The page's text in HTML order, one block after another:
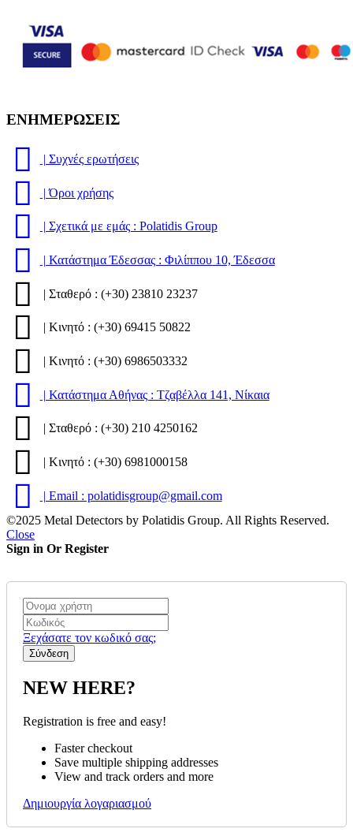
ΕΝΗΜΕΡΩΣΕΙΣ
| Συχνές ερωτήσεις
| Όροι χρήσης
| Σχετικά με εμάς : Polatidis Group
| Κατάστημα Έδεσσας : Φιλίππου 10, Έδεσσα
| Σταθερό : (+30) 23810 23237
| Κινητό : (+30) 69415 50822
| Κινητό : (+30) 6986503332
| Κατάστημα Αθήνας : Τζαβέλλα 141, Νίκαια
| Σταθερό : (+30) 210 4250162
| Κινητό : (+30) 6981000158
| Email : polatidisgroup@gmail.com
©2025 Metal Detectors by Polatidis Group. All Rights Reserved.
Close
Sign in Or Register
Ξεχάσατε τον κωδικό σας;
NEW HERE?
Registration is free and easy!
Faster checkout
Save multiple shipping addresses
View and track orders and more
Δημιουργία λογαριασμού